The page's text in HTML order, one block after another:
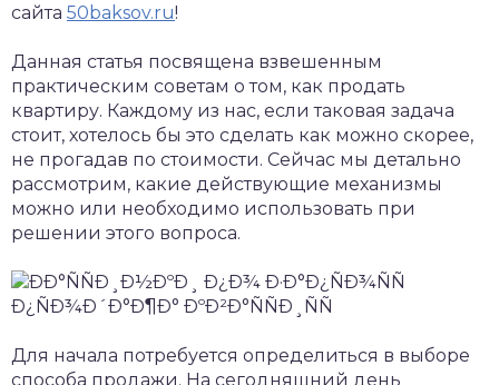
сайта 50baksov.ru!
Данная статья посвящена взвешенным
практическим советам о том, как продать
квартиру. Каждому из нас, если таковая задача
стоит, хотелось бы это сделать как можно скорее,
не прогадав по стоимости. Сейчас мы детально
рассмотрим, какие действующие механизмы
можно или необходимо использовать при
решении этого вопроса.
Для начала потребуется определиться в выборе
способа продажи. На сегодняшний день